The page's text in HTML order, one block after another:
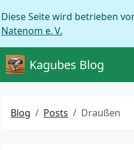
Diese Seite wird betrieben
Natenom e. V.
Kagubes Blog
Blog Posts Draußen